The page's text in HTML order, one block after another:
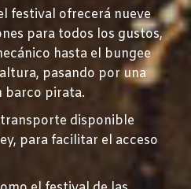
festival ofrecerá nueve
para todos los gustos,
hasta el bungee
pasando por una
barco pirata.
disponible
para facilitar el acceso